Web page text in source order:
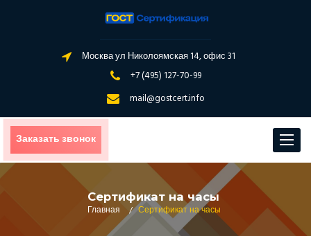
Москва ул Николоямская 14, офис 31
+7 (495) 127-70-99
mail@gostcert.info
Toggle
Заказать звонок
Сертификат на часы
Главная
/ Сертификат на часы